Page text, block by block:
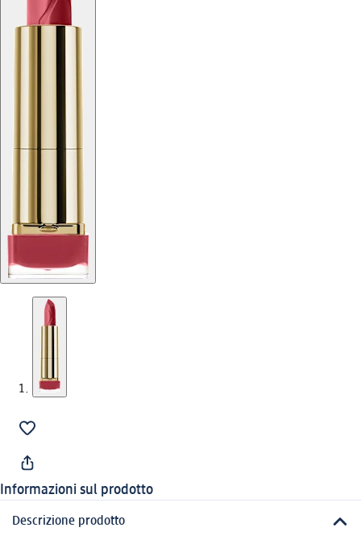
Informazioni sul prodotto
Descrizione prodotto